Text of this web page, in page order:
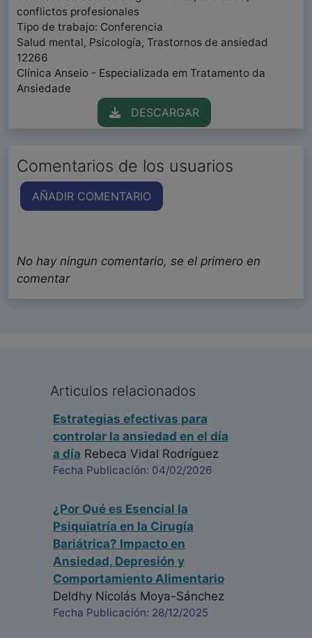
conflictos profesionales
Tipo de trabajo: Conferencia
Salud mental, Psicología, Trastornos de ansiedad
12266
Clínica Anseio - Especializada em Tratamento da
Ansiedade
DESCARGAR
Comentarios de los usuarios
AÑADIR COMENTARIO
No hay ningun comentario, se el primero en
comentar
Articulos relacionados
Estrategias efectivas para
controlar la ansiedad en el día
a día Rebeca Vidal Rodríguez
Fecha Publicación: 04/02/2026
¿Por Qué es Esencial la
Psiquiatría en la Cirugía
Bariátrica? Impacto en
Ansiedad, Depresión y
Comportamiento Alimentario
Deldhy Nicolás Moya-Sánchez
Fecha Publicación: 28/12/2025